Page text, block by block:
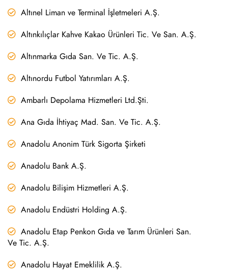
Altınel Liman ve Terminal İşletmeleri A.Ş.
Altınkılıçlar Kahve Kakao Ürünleri Tic. Ve San. A.Ş.
Altınmarka Gıda San. Ve Tic. A.Ş.
Altınordu Futbol Yatırımları A.Ş.
Ambarlı Depolama Hizmetleri Ltd.Şti.
Ana Gıda İhtiyaç Mad. San. Ve Tic. A.Ş.
Anadolu Anonim Türk Sigorta Şirketi
Anadolu Bank A.Ş.
Anadolu Bilişim Hizmetleri A.Ş.
Anadolu Endüstri Holding A.Ş.
Anadolu Etap Penkon Gıda ve Tarım Ürünleri San.
Ve Tic. A.Ş.
Anadolu Hayat Emeklilik A.Ş.